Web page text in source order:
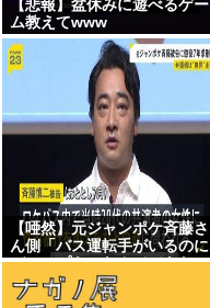
【悲報】盆休みに遊べるゲー
ム教えてwww
【唖然】元ジャンポケ斉藤さ
ん側「バス運転手がいるのに
ディープキスなんてできな
い」「Aさんの供述には矛盾
点」・・・・・・・・・